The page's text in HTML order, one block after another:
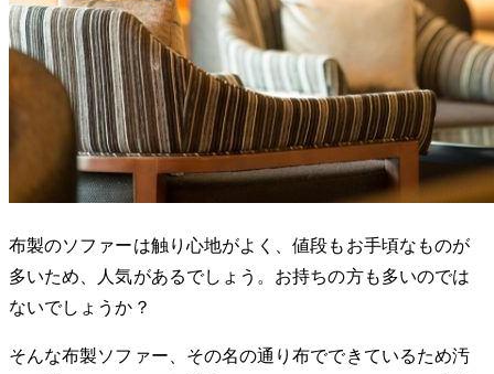
布製のソファーは触り心地がよく、値段もお手頃なものが
多いため、人気があるでしょう。お持ちの方も多いのでは
ないでしょうか？
そんな布製ソファー、その名の通り布でできているため汚